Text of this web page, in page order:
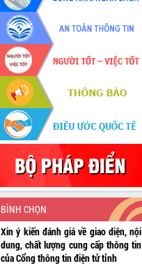
BÌNH CHỌN
Xin ý kiến đánh giá về giao diện, nội
dung, chất lượng cung cấp thông tin
của Cổng thông tin điện tử tỉnh